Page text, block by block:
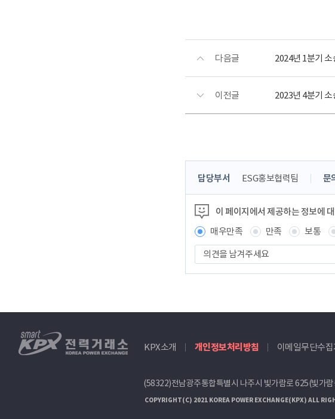
다음글 2024년 1분기
이전글 2023년 4분기
콘
츠
정
보
책
임
자
담당부서 ESG홍보협력팀 문
이 페이지에서 제공하는 정보에
매우만족
만족 보통
견
을
주
전
래
소
KPX소개 개인정보처리방침 이메일무단수
(58322)전남광주통합특별시 나주시 빛가람로 625(빛가
COPYRIGHT(C) 2021 KOREA POWER EXCHANGE(KPX) ALL